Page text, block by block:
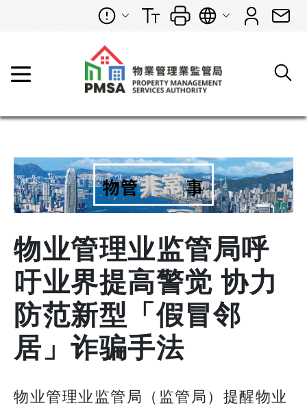
物业管理业监管局呼
吁业界提高警觉 协力
防范新型「假冒邻
居」诈骗手法
物业管理业监管局（监管局）提醒物业